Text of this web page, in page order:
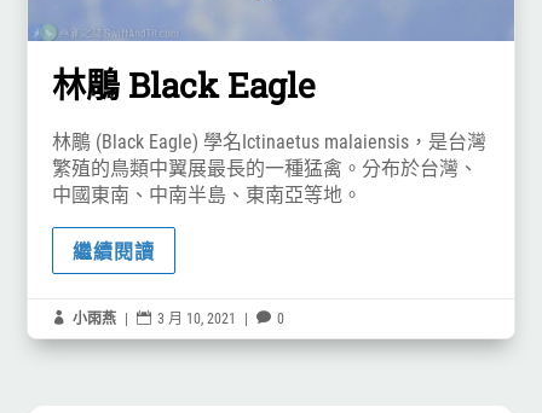
林鵰 Black Eagle
林鵰 (Black Eagle) 學名Ictinaetus malaiensis，是台灣
繁殖的鳥類中翼展最長的一種猛禽。分布於台灣、
中國東南、中南半島、東南亞等地。
繼續閱讀
 小雨燕 |  3 月 10, 2021 |  0